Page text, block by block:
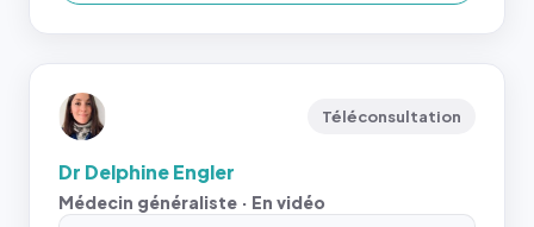
Téléconsultation
Dr Delphine Engler
Médecin généraliste · En vidéo